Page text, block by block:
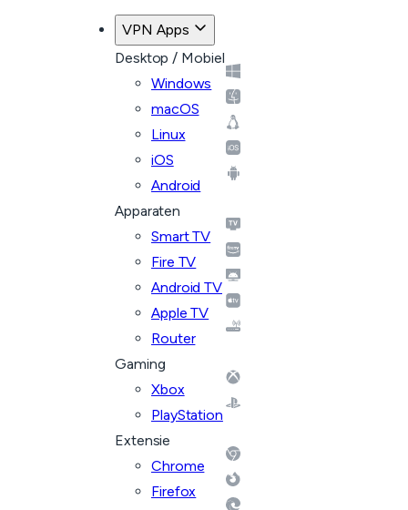
VPN Apps
Desktop / Mobiel
Windows
macOS
Linux
iOS
Android
Apparaten
Smart TV
Fire TV
Android TV
Apple TV
Router
Gaming
Xbox
PlayStation
Extensie
Chrome
Firefox